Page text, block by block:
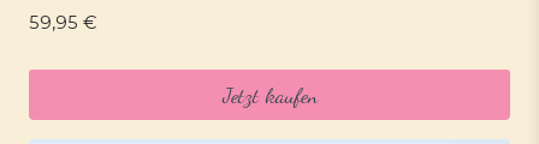
59,95 €
Jetzt kaufen